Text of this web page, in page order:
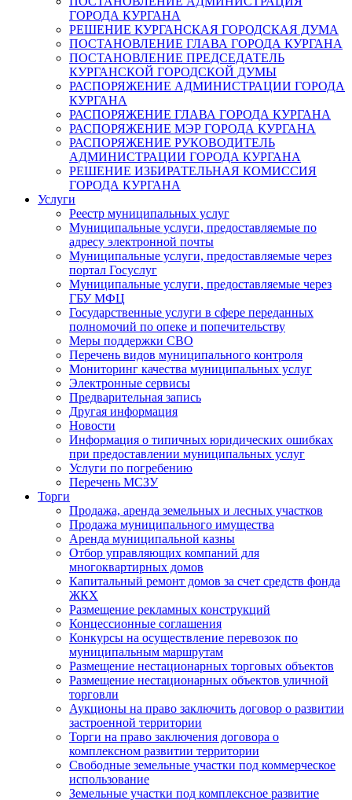
ГОРОДА КУРГАНА
РЕШЕНИЕ КУРГАНСКАЯ ГОРОДСКАЯ ДУМА
ПОСТАНОВЛЕНИЕ ГЛАВА ГОРОДА КУРГАНА
ПОСТАНОВЛЕНИЕ ПРЕДСЕДАТЕЛЬ
КУРГАНСКОЙ ГОРОДСКОЙ ДУМЫ
РАСПОРЯЖЕНИЕ АДМИНИСТРАЦИИ ГОРОДА
КУРГАНА
РАСПОРЯЖЕНИЕ ГЛАВА ГОРОДА КУРГАНА
РАСПОРЯЖЕНИЕ МЭР ГОРОДА КУРГАНА
РАСПОРЯЖЕНИЕ РУКОВОДИТЕЛЬ
АДМИНИСТРАЦИИ ГОРОДА КУРГАНА
РЕШЕНИЕ ИЗБИРАТЕЛЬНАЯ КОМИССИЯ
ГОРОДА КУРГАНА
Услуги
Реестр муниципальных услуг
Муниципальные услуги, предоставляемые по
адресу электронной почты
Муниципальные услуги, предоставляемые через
портал Госуслуг
Муниципальные услуги, предоставляемые через
ГБУ МФЦ
Государственные услуги в сфере переданных
полномочий по опеке и попечительству
Меры поддержки СВО
Перечень видов муниципального контроля
Мониторинг качества муниципальных услуг
Электронные сервисы
Предварительная запись
Другая информация
Новости
Информация о типичных юридических ошибках
при предоставлении муниципальных услуг
Услуги по погребению
Перечень МСЗУ
Торги
Продажа, аренда земельных и лесных участков
Продажа муниципального имущества
Аренда муниципальной казны
Отбор управляющих компаний для
многоквартирных домов
Капитальный ремонт домов за счет средств фонда
ЖКХ
Размещение рекламных конструкций
Концессионные соглашения
Конкурсы на осуществление перевозок по
муниципальным маршрутам
Размещение нестационарных торговых объектов
Размещение нестационарных объектов уличной
торговли
Аукционы на право заключить договор о развитии
застроенной территории
Торги на право заключения договора о
комплексном развитии территории
Свободные земельные участки под коммерческое
использование
Земельные участки под комплексное развитие